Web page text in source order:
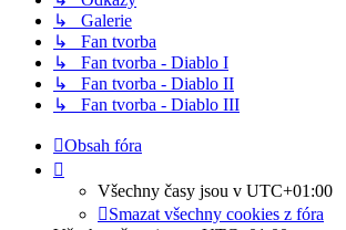
↳ Galerie
↳ Fan tvorba
↳ Fan tvorba - Diablo I
↳ Fan tvorba - Diablo II
↳ Fan tvorba - Diablo III
Obsah fóra
Všechny časy jsou v UTC+01:00
Smazat všechny cookies z fóra